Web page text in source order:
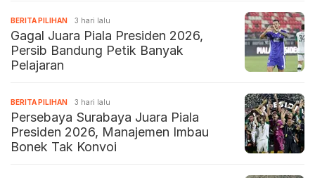
BERITA PILIHAN 3 hari lalu
Gagal Juara Piala Presiden 2026,
Persib Bandung Petik Banyak
Pelajaran
BERITA PILIHAN 3 hari lalu
Persebaya Surabaya Juara Piala
Presiden 2026, Manajemen Imbau
Bonek Tak Konvoi